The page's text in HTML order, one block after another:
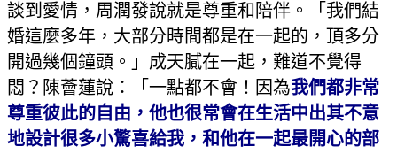
談到愛情，周潤發說就是尊重和陪伴。「我們結
婚這麼多年，大部分時間都是在一起的，頂多分
開過幾個鐘頭。」成天膩在一起，難道不覺得
悶？陳薈蓮說：「一點都不會！因為我們都非常
尊重彼此的自由，他也很常會在生活中出其不意
地設計很多小驚喜給我，和他在一起最開心的部